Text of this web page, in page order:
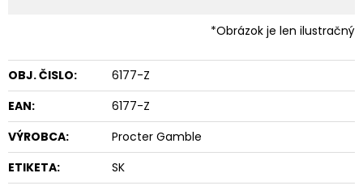
*Obrázok je len ilustračný
OBJ. ČISLO:
6177-Z
EAN:
6177-Z
VÝROBCA:
Procter Gamble
ETIKETA:
SK